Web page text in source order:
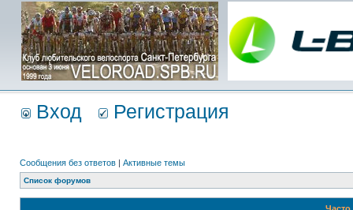
Вход Регистрация
Сообщения без ответов | Активные темы
Список форумов